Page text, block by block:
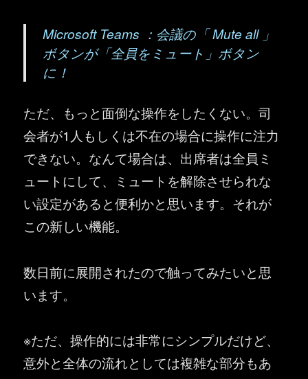
Microsoft Teams ：会議の「 Mute all 」
ボタンが「全員をミュート」ボタン
に！
ただ、もっと面倒な操作をしたくない。司
会者が1人もしくは不在の場合に操作に注力
できない。なんて場合は、出席者は全員ミ
ュートにして、ミュートを解除させられな
い設定があると便利かと思います。それが
この新しい機能。
数日前に展開されたので触ってみたいと思
います。
※ただ、操作的には非常にシンプルだけど、
意外と全体の流れとしては複雑な部分もあ